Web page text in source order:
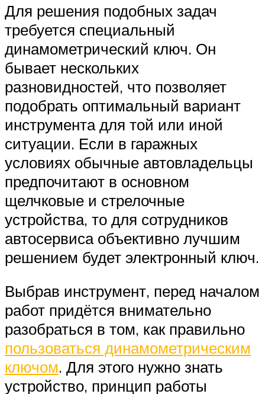
Для решения подобных задач
требуется специальный
динамометрический ключ. Он
бывает нескольких
разновидностей, что позволяет
подобрать оптимальный вариант
инструмента для той или иной
ситуации. Если в гаражных
условиях обычные автовладельцы
предпочитают в основном
щелчковые и стрелочные
устройства, то для сотрудников
автосервиса объективно лучшим
решением будет электронный ключ.
Выбрав инструмент, перед началом
работ придётся внимательно
разобраться в том, как правильно
пользоваться динамометрическим
ключом. Для этого нужно знать
устройство, принцип работы